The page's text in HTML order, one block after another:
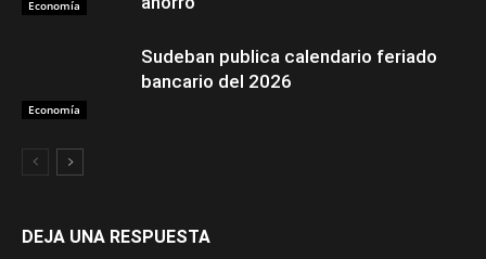
Economía
Economía
Sudeban publica calendario feriado
bancario del 2026
DEJA UNA RESPUESTA